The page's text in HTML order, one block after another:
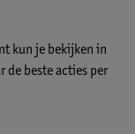
kun je bekijken in
de beste acties per